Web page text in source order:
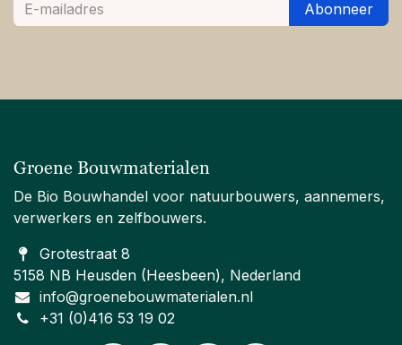
Abonneer
Groene Bouwmaterialen
De Bio Bouwhandel voor natuurbouwers, aannemers,
verwerkers en zelfbouwers.
Grotestraat 8
5158 NB Heusden (Heesbeen), Nederland
info@groenebouwmaterialen.nl
+31 (0)416 53 19 02